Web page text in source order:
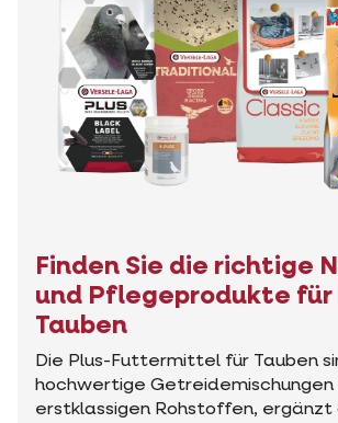
Finden Sie die richtige
und Pflegeprodukte für
Tauben
Die Plus-Futtermittel für Tauben
hochwertige Getreidemischungen
erstklassigen Rohstoffen, ergänzt